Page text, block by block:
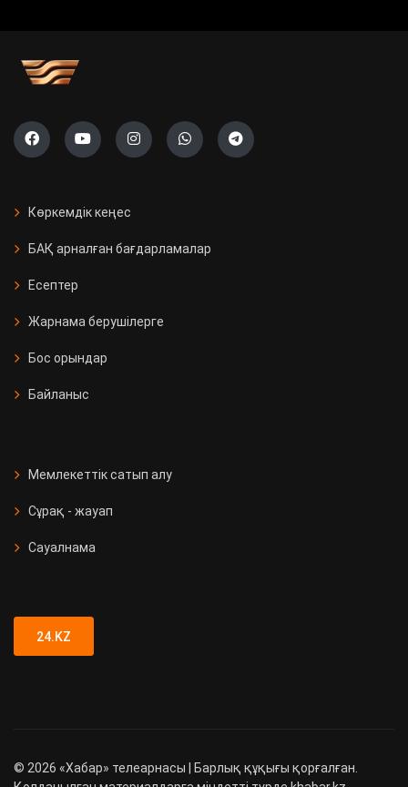
Көркемдік кеңес
БАҚ арналған бағдарламалар
Есептер
Жарнама берушілерге
Бос орындар
Байланыс
Мемлекеттік сатып алу
Сұрақ - жауап
Сауалнама
24.KZ
© 2026 «Хабар» телеарнасы | Барлық құқығы қорғалған.